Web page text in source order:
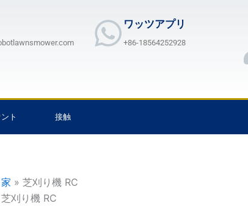
ワッツアプリ
+86-18564252928
ト 接触
家 » 芝刈り機 RC
芝刈り機 RC